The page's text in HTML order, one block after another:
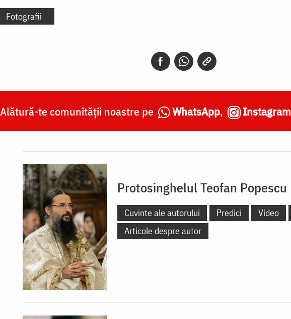
Fotografii
Alătură-te comunității noastre pe WhatsApp, Instagram
Protosinghelul Teofan Popescu
Cuvinte ale autorului Predici Video
Articole despre autor